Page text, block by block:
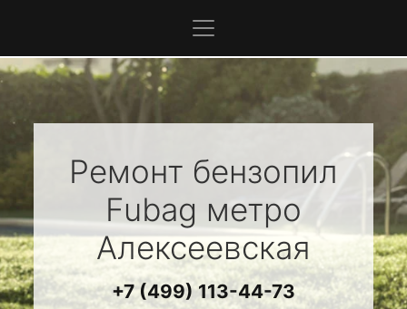
Ремонт бензопил
Fubag метро
Алексеевская
+7 (499) 113-44-73